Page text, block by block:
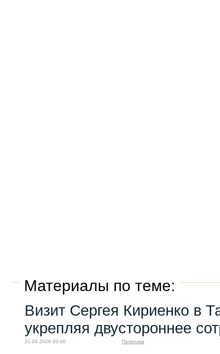
Материалы по теме:
Визит Сергея Кириенко в
укрепляя двустороннее
21.04.2026 20:00 Политика